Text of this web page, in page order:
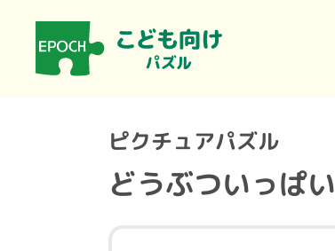
ピクチュアパズル
どうぶついっぱい